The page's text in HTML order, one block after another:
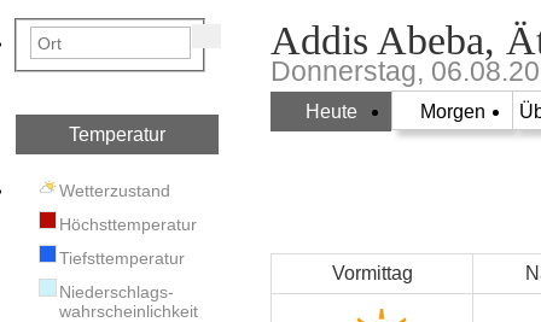
Temperatur
Wetterzustand
Höchsttemperatur
Tiefsttemperatur
Niederschlags-
wahrscheinlichkeit
Addis Abeba,
Donnerstag,
Heute Morgen
Vormittag